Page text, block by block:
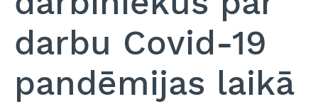
darbu Covid-19
pandēmijas laikā